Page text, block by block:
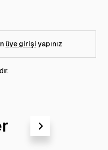
üye girişi yapınız